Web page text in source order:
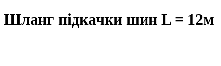
Шланг підкачки шин L = 12м